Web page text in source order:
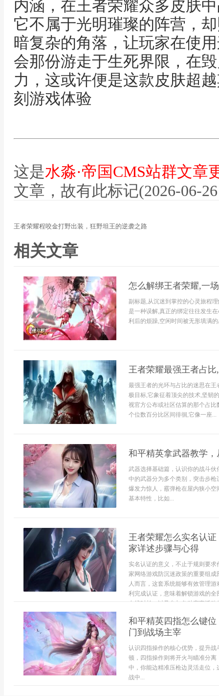
内涵，在王者荣耀众多皮肤
它不属于光明璀璨的阵营，
暗复杂的角落，让玩家在使
会那份游走于生死界限，在
力，这或许便是这款皮肤超
刻游戏体验
这是水淼·帝国CMS站群文章
文章，故有此标记(2026-06-
王者荣耀程咬金打野出装，狂野坦王的逆袭之路
相关文章
怎么解绑王者荣耀,一
副标题,从沉迷到掌控的心灵旅程
是一种误解,真正的绑定往往发生
利后的烦躁,空闲时间被无形填满
王者荣耀最强王者占
最强王者的光环与占比的迷思在
极目标,它象征着顶尖的技术,坚韧
视官方公布或社区估算的那个占
个位数百分比区间徘徊,它像一座...
和平精英拿武器教学
武器选择基础篇，认识你的战斗
中的武器分为多个类别，突击步
爆发力惊人，霰弹枪在屋内狭小
基本特性，比如...
王者荣耀怎么实名认
家详述步骤与心得
实名认证的意义，不止于规则要
家网络游戏防沉迷政策的重要组
人而言，这套系统能够有效管理
利完成认证，意味着解锁游戏的
在线时长，以及参与各种赛事活
和平精英四指怎么键
门到战场主宰
认识四指操作的核心优势，提升
顿，四指操作则将开火与瞄准分
中，你能边精准压枪边灵活走位
战中...